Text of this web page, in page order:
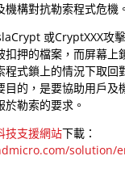
構對抗勒索程式危機。
或CryptXXX攻
扣押的檔案，而屏幕上
式鎖上的情況下取回
目的，是要協助用戶及
勒索的要求。
技支援網站下載：
solution/